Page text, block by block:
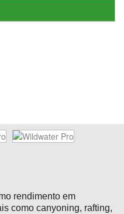
rendimento em
como canyoning, rafting,